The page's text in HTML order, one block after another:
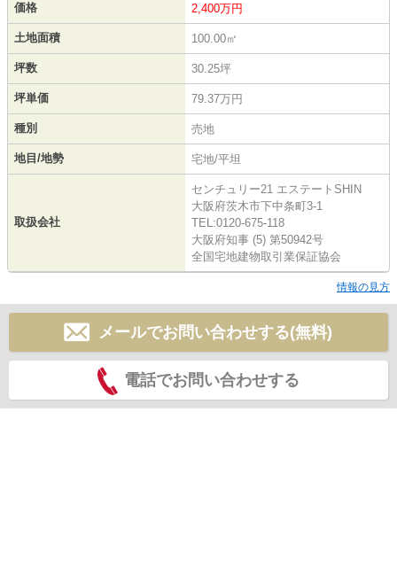
価格 2,400万円
土地面積 100.00㎡
坪数 30.25坪
坪単価 79.37万円
種別 売地
地目/地勢 宅地/平坦
取扱会社
センチュリー21 エステートSHIN
大阪府茨木市下中条町3-1
TEL:0120-675-118
大阪府知事 (5) 第50942号
全国宅地建物取引業保証協会
情報の見方
メールでお問い合わせする(無料)
電話でお問い合わせする